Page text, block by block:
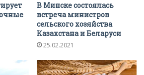
В Минске состоялась
встреча министров
сельского хозяйства
Казахстана и Беларуси
25.02.2021